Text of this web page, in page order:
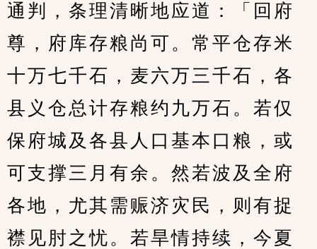
通判，条理清晰地应道：「回府
尊，府库存粮尚可。常平仓存米
十万七千石，麦六万三千石，各
县义仓总计存粮约九万石。若仅
保府城及各县人口基本口粮，或
可支撑三月有余。然若波及全府
各地，尤其需赈济灾民，则有捉
襟见肘之忧。若旱情持续，今夏